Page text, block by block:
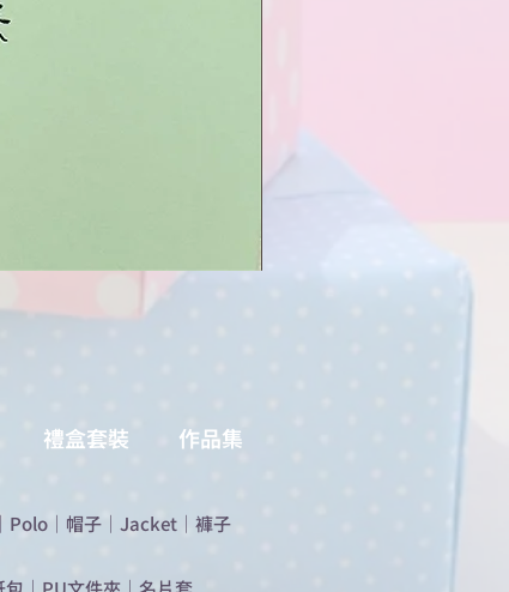
禮盒套裝 作品集
｜ Polo ｜ 帽子 ｜ Jacket ｜ 褲子